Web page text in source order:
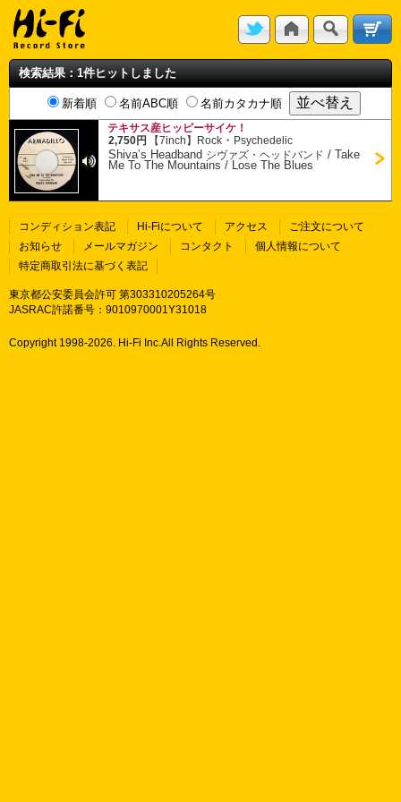
検索結果：1件ヒットしました
新着順 名前ABC順 名前カタカナ順
テキサス産ヒッピーサイケ！
2,750円
【7inch】 Rock ・ Psychedelic
Shiva’s Headband シヴァズ・ヘッドバンド /Take
Me To The Mountains / Lose The Blues
コンディション表記 Hi-Fiについて アクセス
ご注文について
お知らせ
メールマガジン コンタクト
個人情報について
特定商取引法に基づく表記
東京都公安委員会許可 第303310205264号
JASRAC許諾番号：9010970001Y31018
Copyright 1998-2026. Hi-Fi Inc.All Rights Reserved.